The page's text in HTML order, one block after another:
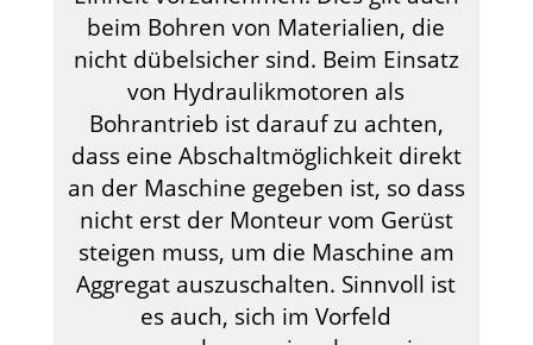
beim Bohren von Materialien, die
nicht dübelsicher sind. Beim Einsatz
von Hydraulikmotoren als
Bohrantrieb ist darauf zu achten,
dass eine Abschaltmöglichkeit direkt
an der Maschine gegeben ist, so dass
nicht erst der Monteur vom Gerüst
steigen muss, um die Maschine am
Aggregat auszuschalten. Sinnvoll ist
es auch, sich im Vorfeld